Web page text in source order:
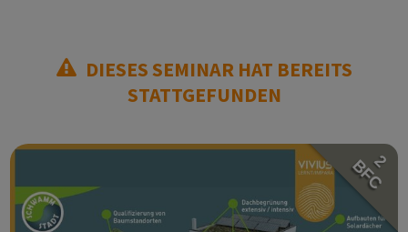
DIESES SEMINAR HAT BEREITS
STATTGEFUNDEN
2
BFC